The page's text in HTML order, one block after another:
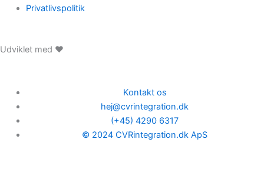
Privatlivspolitik
Udviklet med ❤️
Kontakt os
hej@cvrintegration.dk
(+45) 4290 6317
© 2024 CVRintegration.dk ApS